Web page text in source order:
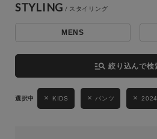
STYLING
MENS
manage_search 絞り込んで検
KIDS パンツ